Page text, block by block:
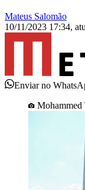
Mateus Salomão
10/11/2023 17:34,
Enviar no
Mohammed